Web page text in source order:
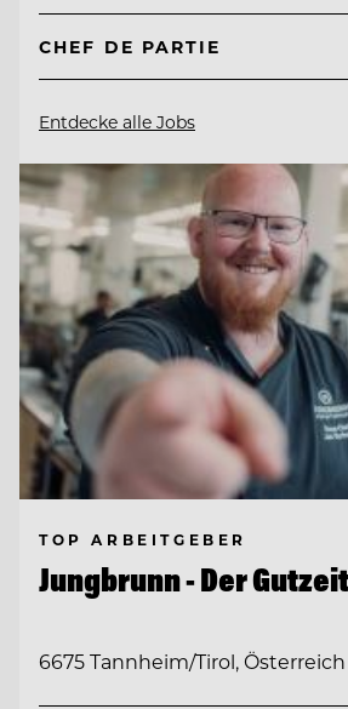
CHEF DE PARTIE
Entdecke alle Jobs
TOP ARBEITGEBER
Jungbrunn - Der
6675 Tannheim/Tirol, Österreich